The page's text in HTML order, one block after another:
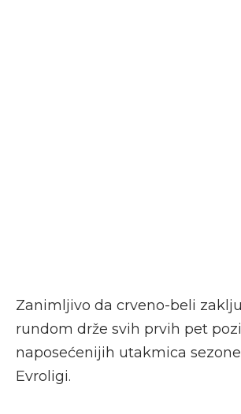
Zanimljivo da crveno-beli
rundom drže svih prvih pet
naposećenijih utakmica
Evroligi.